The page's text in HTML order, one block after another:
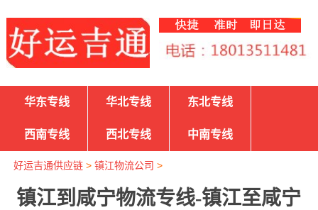
华东专线 华北专线 东北专线
西南专线 西北专线 中南专线
好运吉通供应链> 镇江物流公司 >
镇江到咸宁物流专线-镇江至咸宁